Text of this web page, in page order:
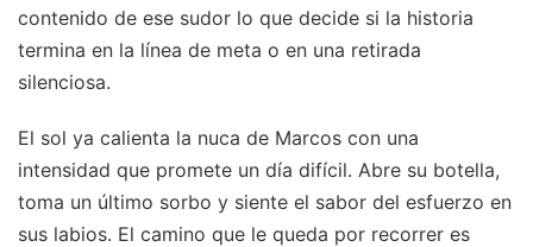
contenido de ese sudor lo que decide si la historia
termina en la línea de meta o en una retirada
silenciosa.
El sol ya calienta la nuca de Marcos con una
intensidad que promete un día difícil. Abre su botella,
toma un último sorbo y siente el sabor del esfuerzo en
sus labios. El camino que le queda por recorrer es